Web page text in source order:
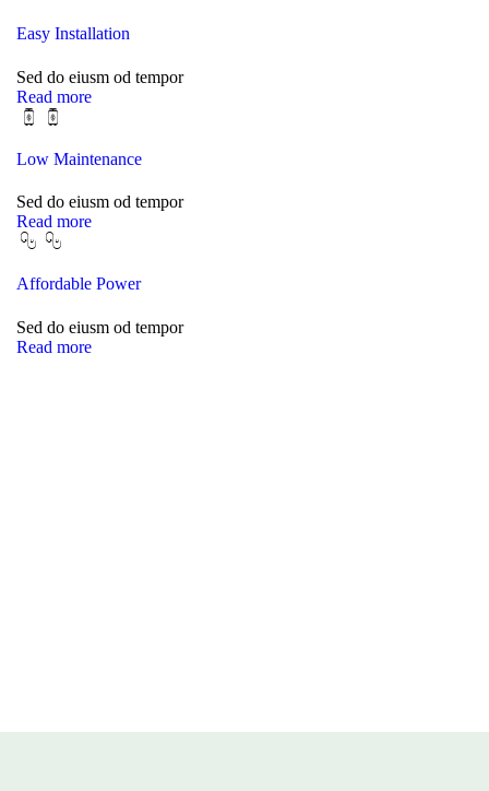
Easy Installation
Sed do eiusm od tempor
Read more
Low Maintenance
Sed do eiusm od tempor
Read more
Affordable Power
Sed do eiusm od tempor
Read more